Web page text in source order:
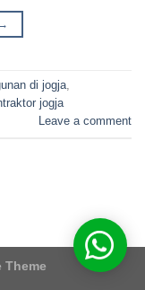
→
di jogja
jogja
Leave a comment
Theme